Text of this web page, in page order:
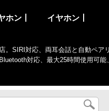
ホン丨 イヤホン丨
。SIRI対応、両耳会話と自動ペ
対応、最大25時間使用可